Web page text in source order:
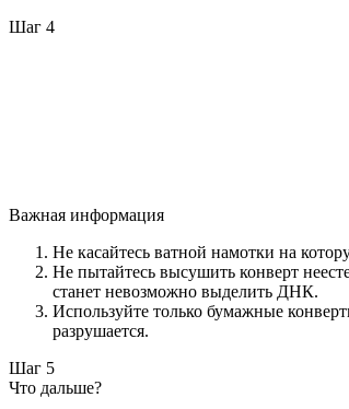
Шаг 4
Важная информация
Не касайтесь ватной намотки на
Не пытайтесь высушить конверт
станет невозможно выделить ДНК.
Используйте только бумажные
разрушается.
Шаг 5
Что дальше?